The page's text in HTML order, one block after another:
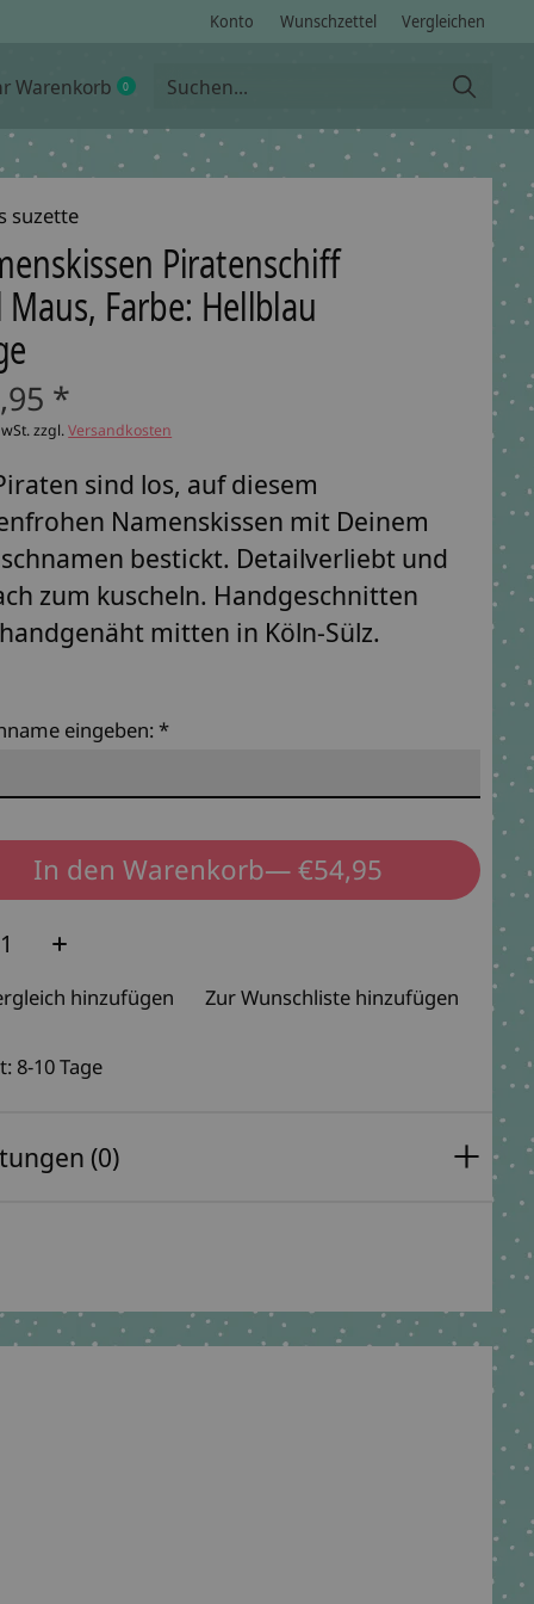
Konto Wunschzettel Vergleichen
Warenkorb 0items
suzette
Piratenschiff
Farbe: Hellblau
*
zzgl.Versandkosten
sind los, auf diesem
Namenskissen mit Deinem
bestickt. Detailverliebt und
zum kuscheln. Handgeschnitten
mitten in Köln-Sülz.
eingeben:*
In den Warenkorb
— €54,95
hinzufügen Zur Wunschliste hinzufügen
8-10 Tage
(0)